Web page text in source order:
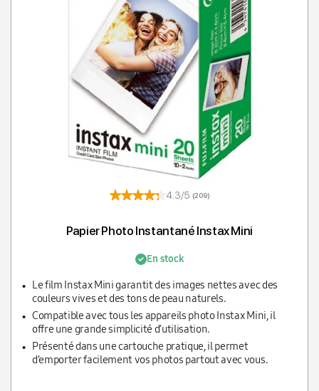
4.3/5 (209)
Papier Photo Instantané Instax Mini
En stock
Le film Instax Mini garantit des images nettes avec des
couleurs vives et des tons de peau naturels.
Compatible avec tous les appareils photo Instax Mini, il
offre une grande simplicité d’utilisation.
Présenté dans une cartouche pratique, il permet
d’emporter facilement vos photos partout avec vous.